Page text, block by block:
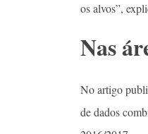
os alvos”,
Nas
No artigo
de dados